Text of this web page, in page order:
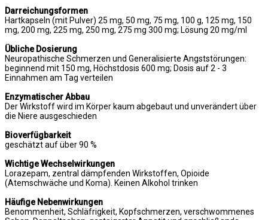
Darreichungsformen
Hartkapseln (mit Pulver) 25 mg, 50 mg, 75 mg, 100 g, 125 mg, 150
mg, 200 mg, 225 mg, 250 mg, 275 mg 300 mg; Lösung 20 mg/ml
Übliche Dosierung
Neuropathische Schmerzen und Generalisierte Angststörungen:
beginnend mit 150 mg, Höchstdosis 600 mg; Dosis auf 2 - 3
Einnahmen am Tag verteilen
Enzymatischer Abbau
Der Wirkstoff wird im Körper kaum abgebaut und unverändert über
die Niere ausgeschieden
Bioverfügbarkeit
geschätzt auf über 90 %
Wichtige Wechselwirkungen
Lorazepam, zentral dämpfenden Wirkstoffen, Opioide
(Atemschwäche und Koma). Keinen Alkohol trinken
Häufige Nebenwirkungen
Benommenheit, Schläfrigkeit, Kopfschmerzen, verschwommenes